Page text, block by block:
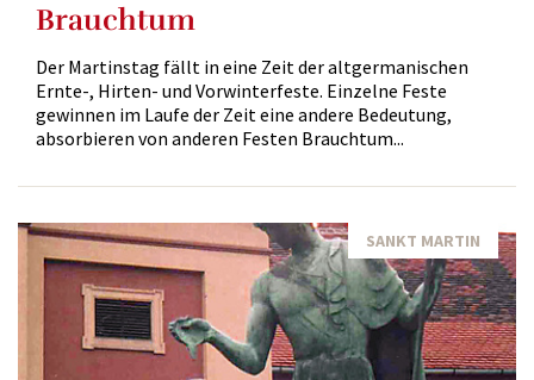
Brauchtum
Der Martinstag fällt in eine Zeit der altgermanischen
Ernte-, Hirten- und Vorwinterfeste. Einzelne Feste
gewinnen im Laufe der Zeit eine andere Bedeutung,
absorbieren von anderen Festen Brauchtum...
SANKT MARTIN